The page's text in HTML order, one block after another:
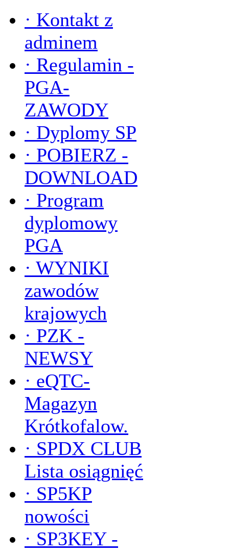
· Kontakt z
adminem
· Regulamin -
PGA-
ZAWODY
· Dyplomy SP
· POBIERZ -
DOWNLOAD
· Program
dyplomowy
PGA
· WYNIKI
zawodów
krajowych
· PZK -
NEWSY
· eQTC-
Magazyn
Krótkofalow.
· SPDX CLUB
Lista osiągnięć
· SP5KP
nowości
· SP3KEY -